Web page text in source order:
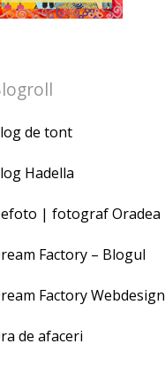
de tont
Hadella
| fotograf Oradea
Factory – Blogul
Factory Webdesign
de afaceri